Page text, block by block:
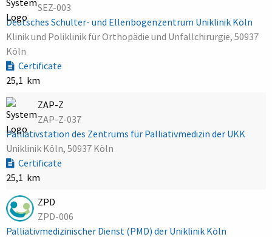
SEZ-003
Deutsches Schulter- und Ellenbogenzentrum Uniklinik Köln
Klinik und Poliklinik für Orthopädie und Unfallchirurgie, 50937
Köln
Certificate
25,1 km
ZAP-Z
ZAP-Z-037
Palliativstation des Zentrums für Palliativmedizin der UKK
Uniklinik Köln, 50937 Köln
Certificate
25,1 km
ZPD
ZPD-006
Palliativmedizinischer Dienst (PMD) der Uniklinik Köln